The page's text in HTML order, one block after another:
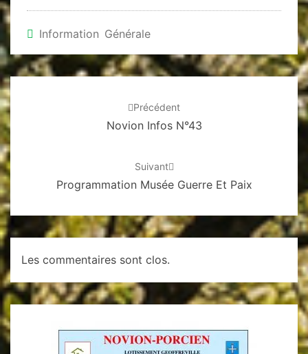
Information Générale
Navigation
d'article
Précédent
Novion Infos N°43
Suivant
Programmation Musée Guerre Et Paix
Les commentaires sont clos.